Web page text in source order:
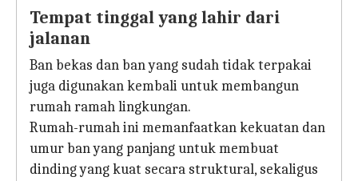
Tempat tinggal yang lahir dari
jalanan
Ban bekas dan ban yang sudah tidak terpakai
juga digunakan kembali untuk membangun
rumah ramah lingkungan.
Rumah-rumah ini memanfaatkan kekuatan dan
umur ban yang panjang untuk membuat
dinding yang kuat secara struktural, sekaligus